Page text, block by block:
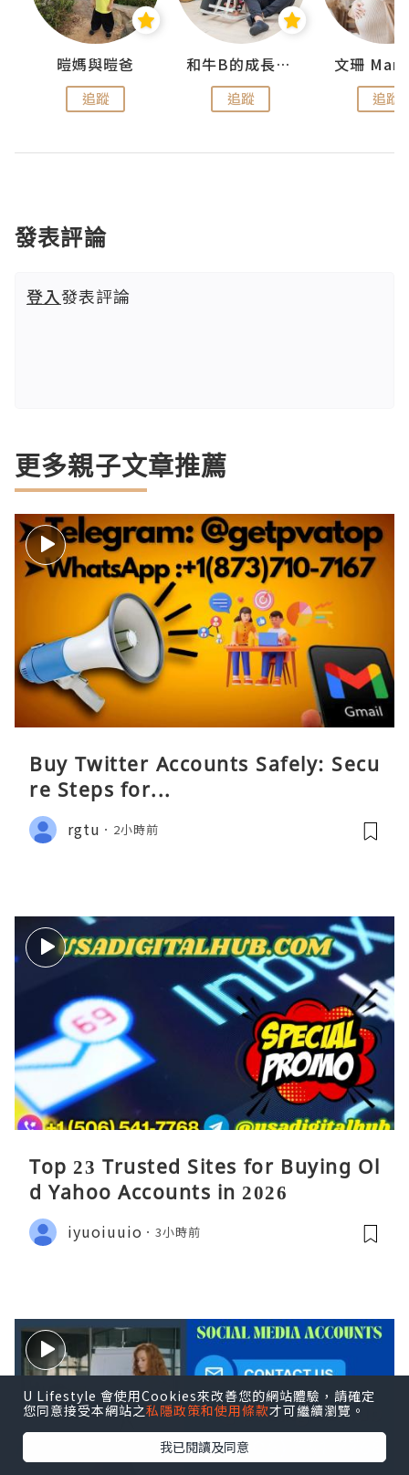
暟媽與暟爸
追蹤
和牛B的成長日記
追蹤
文珊
追蹤
發表評論
登入發表評論
更多親子文章推薦
Buy Twitter Accounts Safely: Secu
re Steps for...
rgtu 2小時前
Top 23 Trusted Sites for Buying Ol
d Yahoo Accounts in 2026
iyuoiuuio 3小時前
U Lifestyle 會使用Cookies來改善您的網站體驗，請確定
您同意接受本網站之私隱政策和使用條款才可繼續瀏覽。
我已閱讀及同意